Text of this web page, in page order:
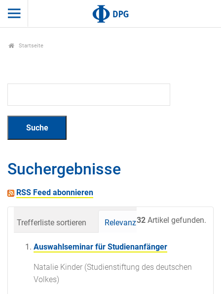
Startseite
Suchergebnisse
RSS Feed abonnieren
32 Artikel gefunden.
Trefferliste sortieren Relevanz Datum
Auswahlseminar für Studienanfänger
Natalie Kinder (Studienstiftung des deutschen
Volkes)